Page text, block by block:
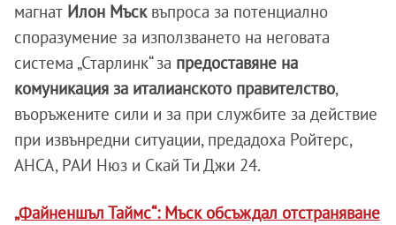
магнат Илон Мъсквъпроса за потенциално
споразумение за използването на неговата
система „Старлинк“ за предоставяне на
комуникация за италианското правителство,
въоръжените сили и за при службите за действие
при извънредни ситуации, предадоха Ройтерс,
АНСА, РАИ Нюз и Скай Ти Джи 24.
„Файненшъл Таймс“: Мъск обсъждал отстраняване